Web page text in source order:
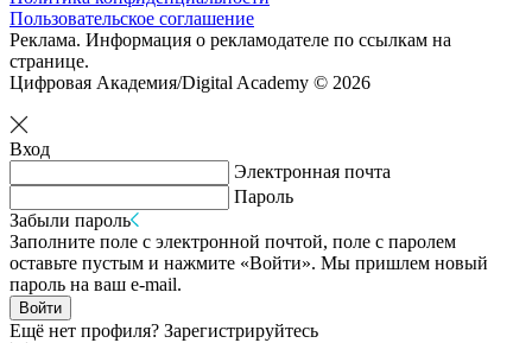
Пользовательское соглашение
Реклама. Информация о рекламодателе по ссылкам на
странице.
Цифровая Академия/Digital Academy © 2026
Вход
Электронная почта
Пароль
Забыли пароль
Заполните поле с электронной почтой, поле с паролем
оставьте пустым и нажмите «Войти». Мы пришлем новый
пароль на ваш e-mail.
Войти
Ещё нет профиля? Зарегистрируйтесь